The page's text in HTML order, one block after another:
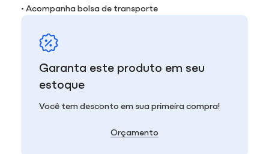
• Acompanha bolsa de transporte
Garanta este produto em seu
estoque
Você tem desconto em sua primeira compra!
Orçamento